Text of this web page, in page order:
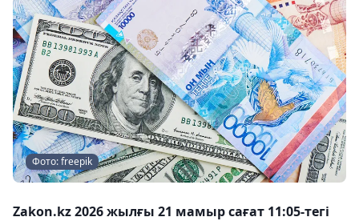
Фото: freepik
Zakon.kz 2026 жылғы 21 мамыр сағат 11:05-тегі